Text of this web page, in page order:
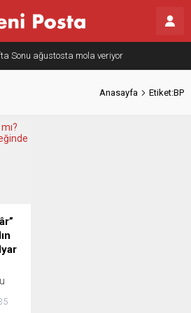
Sonu ağustosta mola veriyor
Anasayfa Etiket:BP